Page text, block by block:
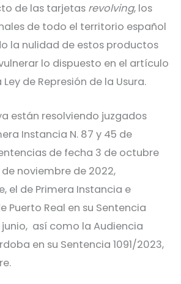
de las tarjetas revolving, los
de todo el territorio español
la nulidad de estos productos
lo dispuesto en el artículo
de Represión de la Usura.
están resolviendo juzgados
Instancia N. 87 y 45 de
de fecha 3 de octubre
noviembre de 2022,
el de Primera Instancia e
Puerto Real en su Sentencia
junio, así como la Audiencia
en su Sentencia 1091/2023,